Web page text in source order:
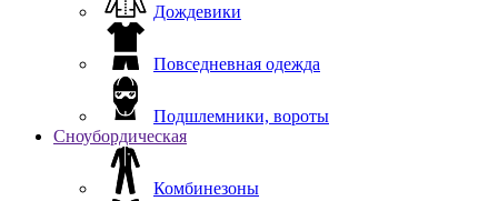
Дождевики
Повседневная одежда
Подшлемники, вороты
Сноубордическая
Комбинезоны